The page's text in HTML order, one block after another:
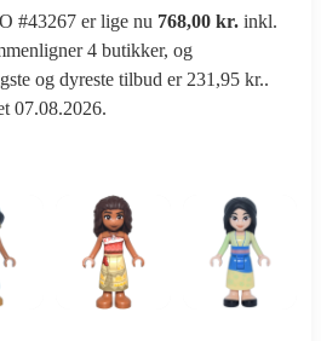
#43267 er lige nu 768,00 kr. inkl.
4 butikker, og
og dyreste tilbud er 231,95 kr..
07.08.2026.